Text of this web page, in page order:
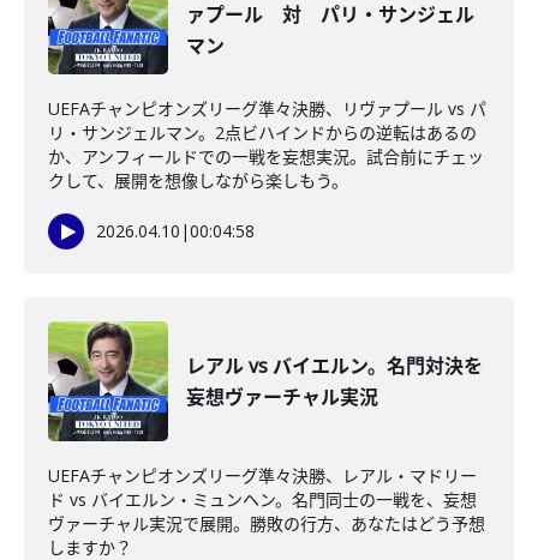
ァプール 対 パリ・サンジェル
マン
UEFAチャンピオンズリーグ準々決勝、リヴァプール vs パ
リ・サンジェルマン。2点ビハインドからの逆転はあるの
か、アンフィールドでの一戦を妄想実況。試合前にチェッ
クして、展開を想像しながら楽しもう。
2026.04.10 |00:04:58
レアル vs バイエルン。名門対決を
妄想ヴァーチャル実況
UEFAチャンピオンズリーグ準々決勝、レアル・マドリー
ド vs バイエルン・ミュンヘン。名門同士の一戦を、妄想
ヴァーチャル実況で展開。勝敗の行方、あなたはどう予想
しますか？